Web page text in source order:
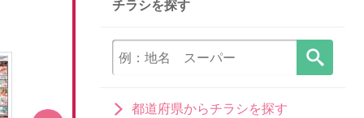
チラシを探す
都道府県からチラシを探す